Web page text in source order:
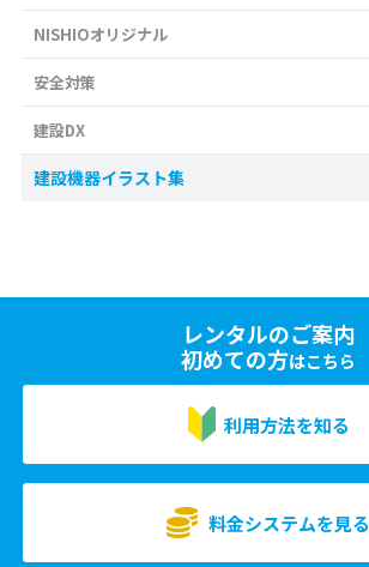
NISHIOオリジナル
安全対策
建設DX
建設機器イラスト集
レンタルのご案内
初めての方はこちら
利用方法を知る
料金システムを見る